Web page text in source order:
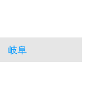
岐阜